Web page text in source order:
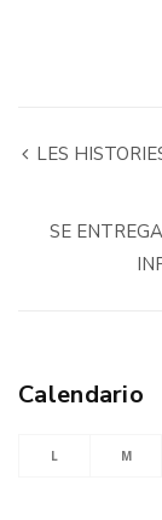
LES
SE
Calendario
L M